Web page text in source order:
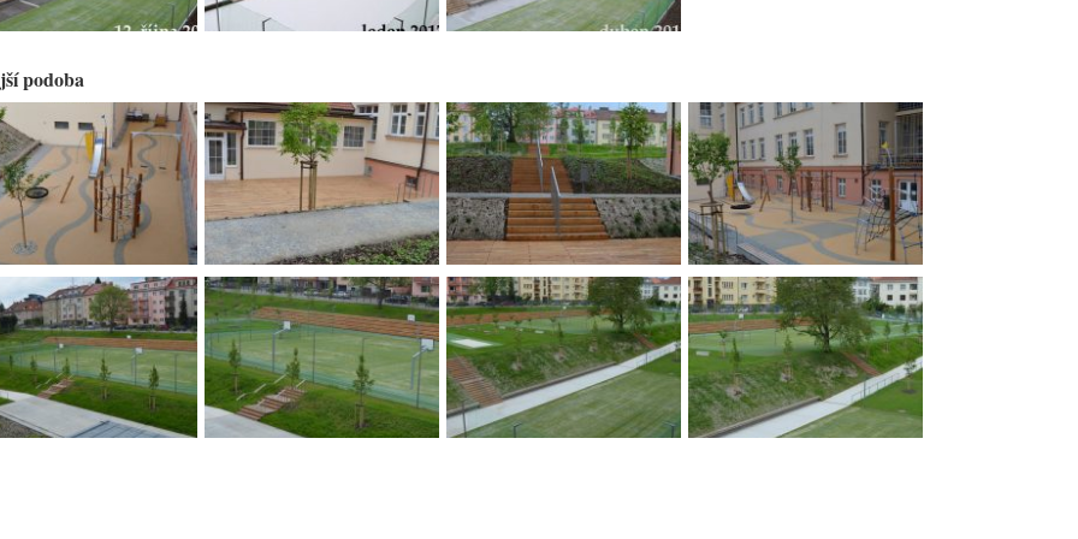
podoba